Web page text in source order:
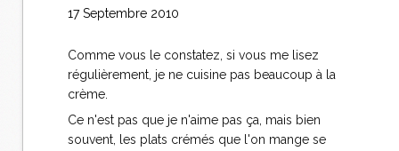
17 Septembre 2010
Comme vous le constatez, si vous me lisez
régulièrement, je ne cuisine pas beaucoup à la
crème.
Ce n'est pas que je n'aime pas ça, mais bien
souvent, les plats crémés que l'on mange se